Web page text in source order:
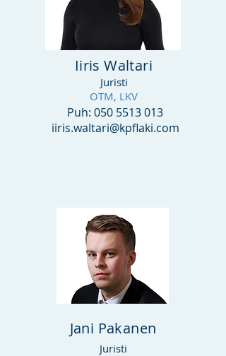
Iiris Waltari
Juristi
OTM, LKV
Puh: 050 5513 013
iiris.waltari@kpflaki.com
Jani Pakanen
Juristi